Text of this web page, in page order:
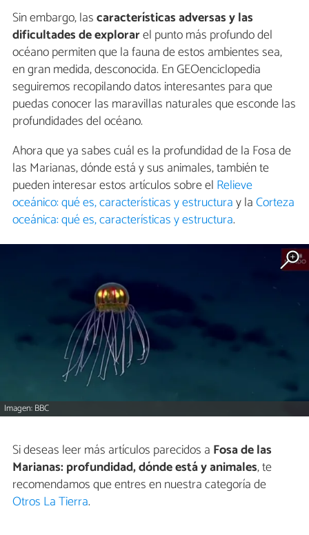
Sin embargo, lascaracterísticas adversas y las
dificultades de explorarel punto más profundo del
océano permiten que la fauna de estos ambientes sea,
en gran medida, desconocida. En GEOenciclopedia
seguiremos recopilando datos interesantes para que
puedas conocer las maravillas naturales que esconde las
profundidades del océano.
Ahora que ya sabes cuál es la profundidad de la Fosa de
las Marianas, dónde está y sus animales, también te
pueden interesar estos artículos sobre el Relieve
oceánico: qué es, características y estructuray laCorteza
oceánica: qué es, características y estructura.
Imagen: BBC
Si deseas leer más artículos parecidos a Fosa de las
Marianas: profundidad, dónde está y animales, te
recomendamos que entres en nuestra categoría de
Otros La Tierra.